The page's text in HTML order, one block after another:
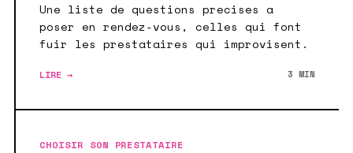
Une liste de questions precises a
poser en rendez-vous, celles qui font
fuir les prestataires qui improvisent.
LIRE → 3 MIN
CHOISIR SON PRESTATAIRE